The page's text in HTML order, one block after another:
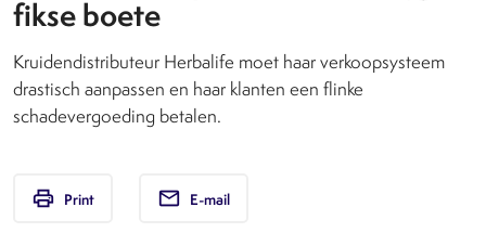
fikse boete
Kruidendistributeur Herbalife moet haar verkoopsysteem
drastisch aanpassen en haar klanten een flinke
schadevergoeding betalen.
print Print email E-mail